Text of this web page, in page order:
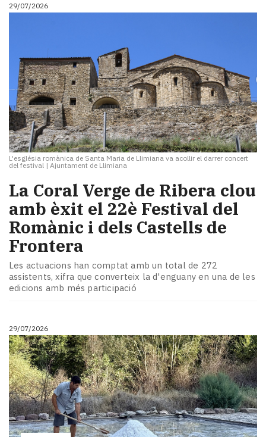
29/07/2026
L'església romànica de Santa Maria de Llimiana va acollir el darrer concert
del festival | Ajuntament de Llimiana
La Coral Verge de Ribera clou
amb èxit el 22è Festival del
Romànic i dels Castells de
Frontera
Les actuacions han comptat amb un total de 272
assistents, xifra que converteix la d'enguany en una de les
edicions amb més participació
29/07/2026